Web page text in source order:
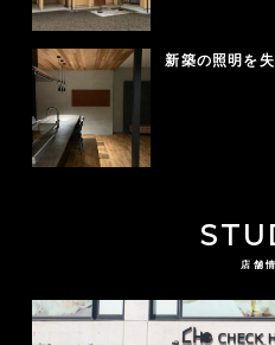
新築の照明を
店舗